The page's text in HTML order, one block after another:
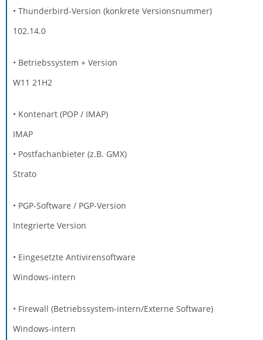
• Thunderbird-Version (konkrete Versionsnummer)
102.14.0
• Betriebssystem + Version
W11 21H2
• Kontenart (POP / IMAP)
IMAP
• Postfachanbieter (z.B. GMX)
Strato
• PGP-Software / PGP-Version
Integrierte Version
• Eingesetzte Antivirensoftware
Windows-intern
• Firewall (Betriebssystem-intern/Externe Software)
Windows-intern